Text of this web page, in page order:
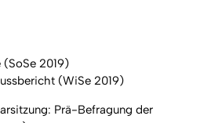
2019)
(WiSe 2019)
Prä-Befragung der